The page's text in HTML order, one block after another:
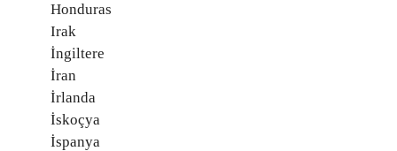
Honduras
Irak
İngiltere
İran
İrlanda
İskoçya
İspanya